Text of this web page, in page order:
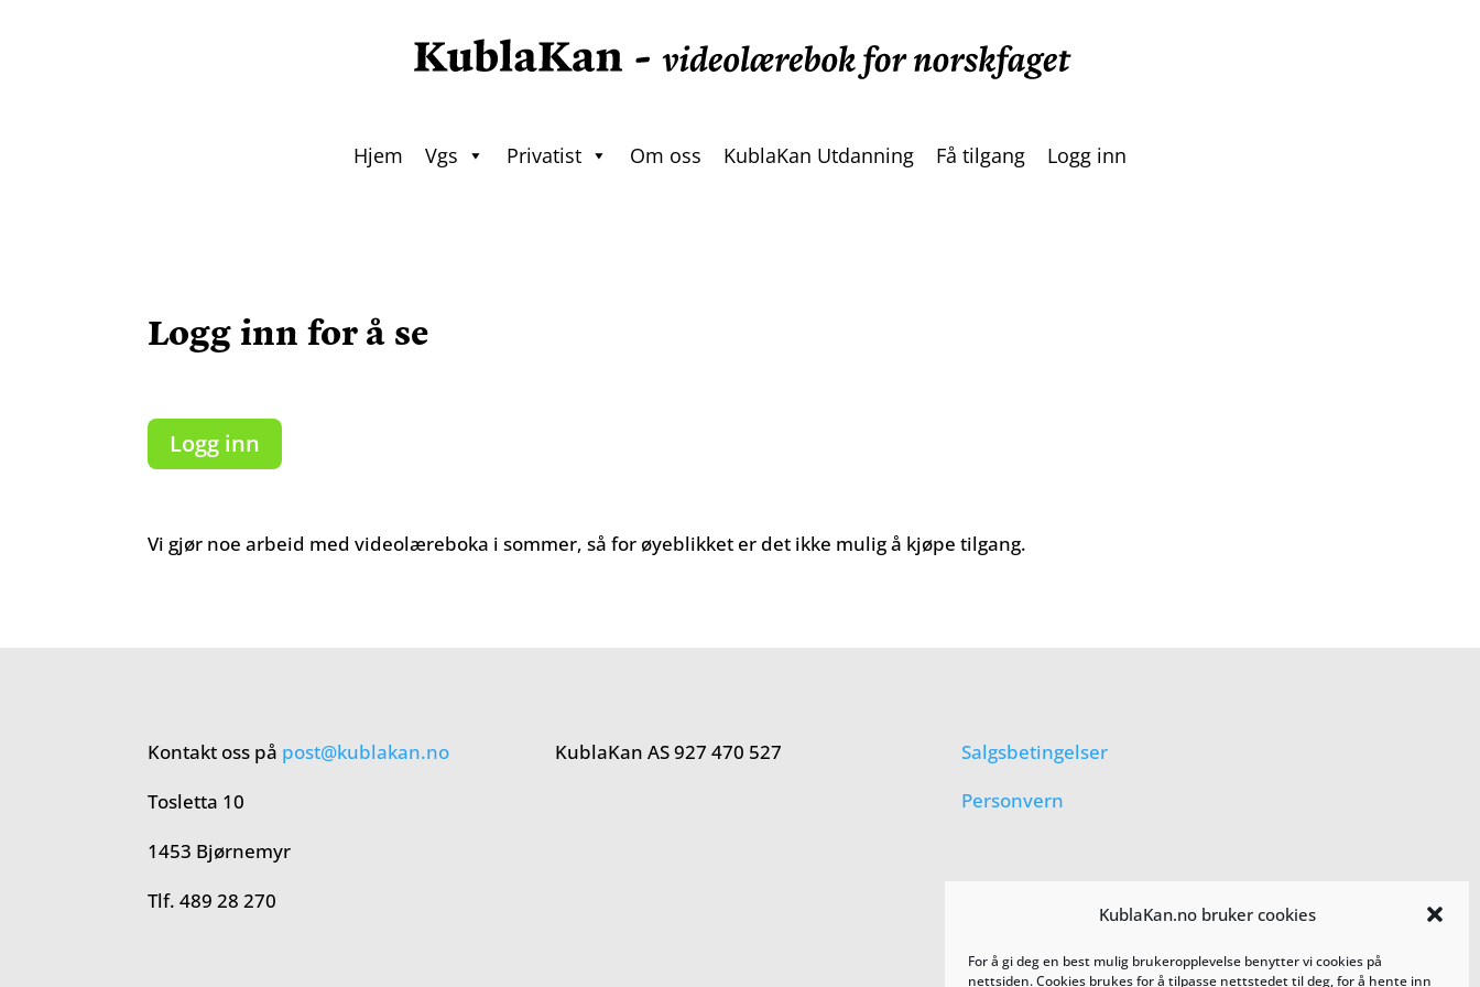
KublaKan.no bruker cookies
For å gi deg en best mulig brukeropplevelse benytter vi cookies på
nettsiden. Cookies brukes for å tilpasse nettstedet til deg, for å hente inn
Hjem Vgs Privatist Om oss KublaKan Utdanning Få tilgang Logg inn
Logg inn for å se
Logg inn
Vi gjør noe arbeid med videolæreboka i sommer, så for øyeblikket er det ikke mulig å kjøpe tilgang.
Kontakt oss på post@kublakan.no
Tosletta 10
1453 Bjørnemyr
Tlf. 489 28 270
KublaKan AS 927 470 527
Salgsbetingelser
Personvern